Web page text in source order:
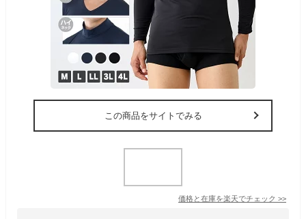
この商品をサイトでみる
価格と在庫を楽天でチェック >>